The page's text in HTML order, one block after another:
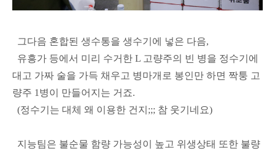
그다음 혼합된 생수통을 생수기에 넣은 다음,
유흥가 등에서 미리 수거한 L 고량주의 빈 병을 정수기에
대고 가짜 술을 가득 채우고 병마개로 봉인만 하면 짝퉁 고
량주 1병이 만들어지는 거죠.
(정수기는 대체 왜 이용한 건지;;; 참 웃기네요)
지능팀은 불순물 함량 가능성이 높고 위생상태 또한 불량